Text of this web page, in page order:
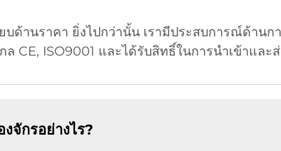
ยบด้านราคา ยิ่งไปกว่านั้น เรามีประสบการณ์ด้าน
CE, ISO9001 และได้รับสิทธิ์ในการนำเข้าและ
จักรอย่างไร?